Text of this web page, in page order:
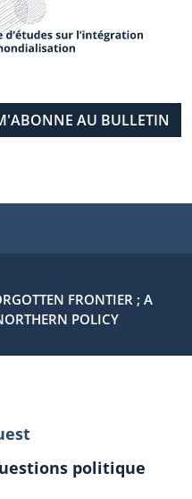
FRONTIER ; A
POLICY
politique